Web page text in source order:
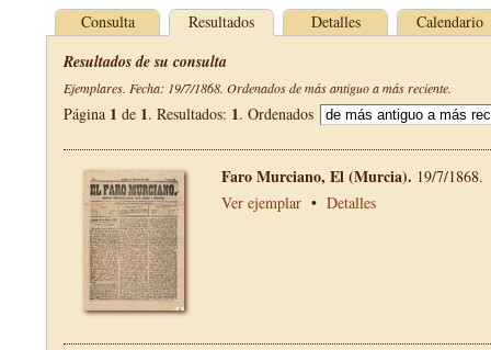
Consulta Resultados Detalles Calendario
Resultados de su consulta
Ejemplares. Fecha: 19/7/1868. Ordenados de más antiguo a más reciente.
Página 1 de 1. Resultados: 1. Ordenados
Faro Murciano, El (Murcia). 19/7/1868.
Ver ejemplar • Detalles